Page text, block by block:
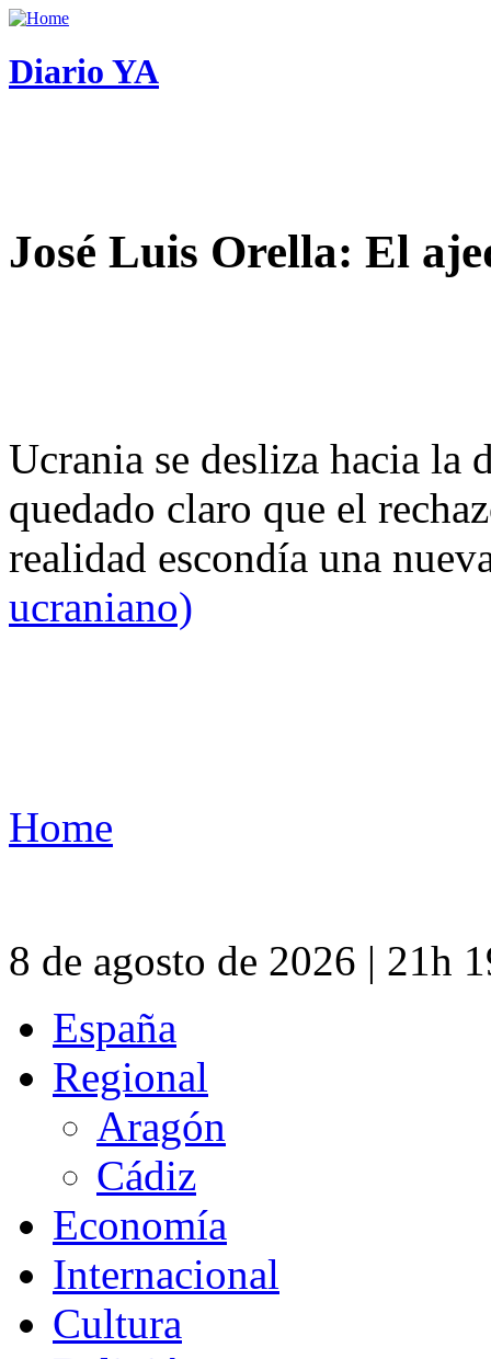
Diario YA
José Luis Orella: El
Ucrania se desliza hacia
quedado claro que el
realidad escondía una
ucraniano)
Home
8 de agosto de 2026 | 21h
España
Regional
Aragón
Cádiz
Economía
Internacional
Cultura